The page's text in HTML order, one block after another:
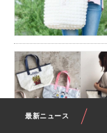
最新ニュース